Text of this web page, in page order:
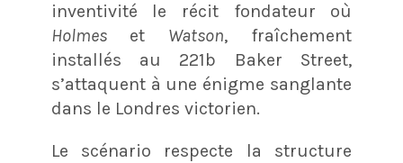
inventivité le récit fondateur où
Holmes et Watson, fraîchement
installés au 221b Baker Street,
s’attaquent à une énigme sanglante
dans le Londres victorien.
Le scénario respecte la structure